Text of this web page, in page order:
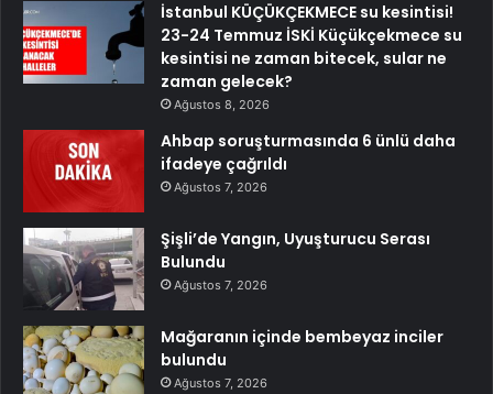
İstanbul KÜÇÜKÇEKMECE su kesintisi!
23-24 Temmuz İSKİ Küçükçekmece su
kesintisi ne zaman bitecek, sular ne
zaman gelecek?
Ağustos 8, 2026
Ahbap soruşturmasında 6 ünlü daha
ifadeye çağrıldı
Ağustos 7, 2026
Şişli’de Yangın, Uyuşturucu Serası
Bulundu
Ağustos 7, 2026
Mağaranın içinde bembeyaz inciler
bulundu
Ağustos 7, 2026